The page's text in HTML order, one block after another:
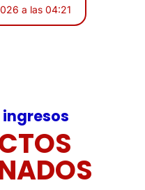
a las 04:21
ingresos